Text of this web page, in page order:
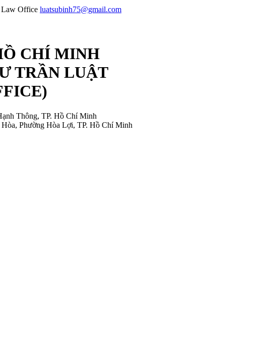
luatsubinh75@gmail.com
CHÍ MINH
TRẦN LUẬT
Thông, TP. Hồ Chí Minh
Phường Hòa Lợi, TP. Hồ Chí Minh